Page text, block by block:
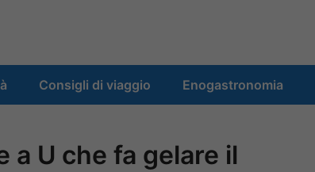
Consigli di viaggio Enogastronomia
U che fa gelare il